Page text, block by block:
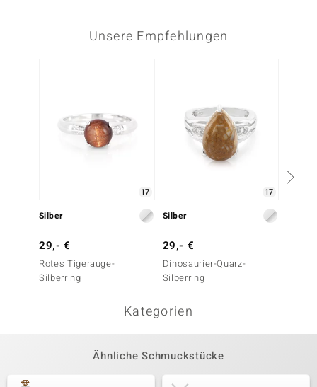
Unsere Empfehlungen
17
Silber
29,- €
Rotes Tigerauge-
Silberring
17
Silber
29,- €
Dinosaurier-Quarz-
Silberring
Kategorien
Ähnliche Schmuckstücke